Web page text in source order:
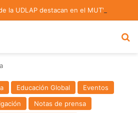
Educación Global
Eventos
Notas de prensa